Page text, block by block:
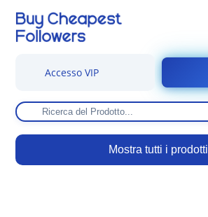
Mostra tutti i prodotti
Accesso VIP